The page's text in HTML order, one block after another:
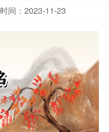
时间：2023-11-23